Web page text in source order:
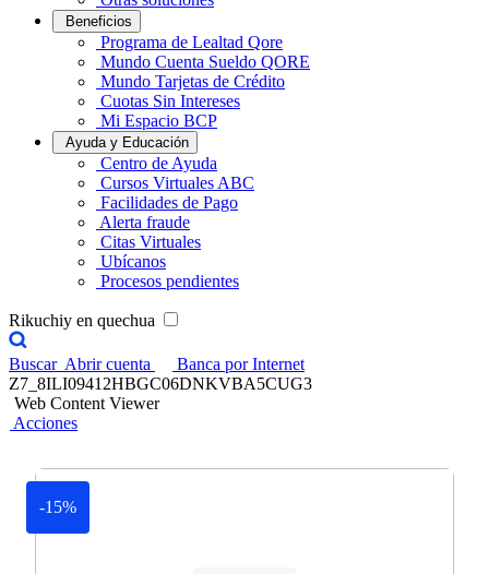
Beneficios
Programa de Lealtad Qore
Mundo Cuenta Sueldo QORE
Mundo Tarjetas de Crédito
Cuotas Sin Intereses
Mi Espacio BCP
Ayuda y Educación
Centro de Ayuda
Cursos Virtuales ABC
Facilidades de Pago
Alerta fraude
Citas Virtuales
Ubícanos
Procesos pendientes
Rikuchiy en quechua
Buscar Abrir cuenta
Banca por Internet
Z7_8ILI09412HBGC06DNKVBA5CUG3
Web Content Viewer
Acciones
-15%